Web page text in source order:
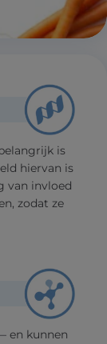
is
hiervan is
van invloed
zodat ze
en kunnen